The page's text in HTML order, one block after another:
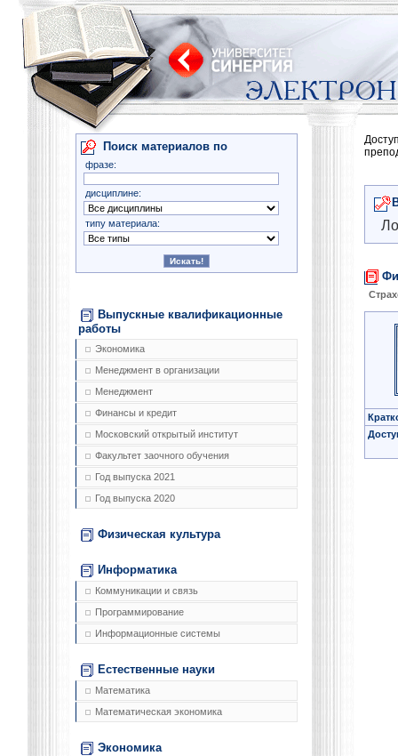
Поиск материалов по
фразе:
дисциплине:
типу материала:
Выпускные квалификационные
работы
Экономика
Менеджмент в организации
Менеджмент
Финансы и кредит
Московский открытый институт
Факультет заочного обучения
Год выпуска 2021
Год выпуска 2020
Физическая культура
Информатика
Коммуникации и связь
Программирование
Информационные системы
Естественные науки
Математика
Математическая экономика
Экономика